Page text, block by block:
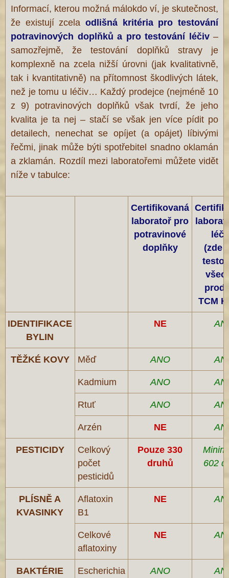
Informací, kterou možná málokdo ví, je skutečnost,
že existují zcela odlišná kritéria pro testování
potravinových doplňků a pro testování
léčiv –
samozřejmě, že testování doplňků stravy je
komplexně na zcela nižší úrovni (jak kvalitativně,
tak i kvantitativně) na přítomnost škodlivých látek,
než je tomu u léčiv… Každý prodejce (nejméně 10
z 9) potravinových doplňků však tvrdí, že jeho
kvalita je ta nej – stačí se však jen více pídit po
detailech, nenechat se opíjet (a opájet) líbivými
řečmi, jinak může býti spotřebitel snadno oklamán
a zklamán. Rozdíl mezi laboratořemi můžete vidět
níže v tabulce:
Certifikovaná
laboratoř pro
potravinové
doplňky
(zde
TCM
IDENTIFIKACE
BYLIN
NE
TĚŽKÉ KOVY Měď ANO
Kadmium ANO
Rtuť ANO
Arzén NE
PESTICIDY
Celkový
počet
pesticidů
Pouze 330
druhů
602
PLÍSNĚ A
KVASINKY
Aflatoxin
B1
NE
Celkové
aflatoxiny
NE
BAKTÉRIE
Escherichia
ANO